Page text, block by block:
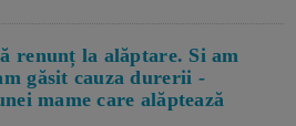
renunț la alăptare. Si am
găsit cauza durerii -
mame care alăptează